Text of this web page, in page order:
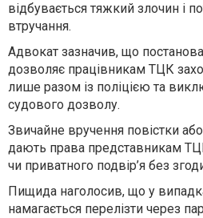
відбувається тяжкий злочин і
втручання.
Адвокат зазначив, що
дозволяє працівникам ТЦК
лише разом із поліцією та
судового дозволу.
Звичайне вручення повістки
дають права представникам
чи приватного подвір’я без
Пищида наголосив, що у
намагається перелізти через